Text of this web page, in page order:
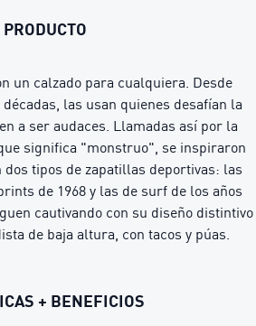
un calzado para cualquiera. Desde
las usan quienes desafían la
a ser audaces. Llamadas así por la
significa "monstruo", se inspiraron
tipos de zapatillas deportivas: las
de 1968 y las de surf de los años
cautivando con su diseño distintivo
de baja altura, con tacos y púas.
+ BENEFICIOS